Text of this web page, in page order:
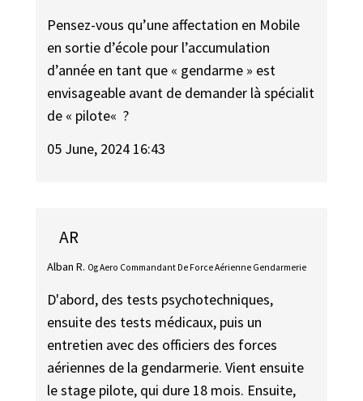
Pensez-vous qu’une affectation en Mobile
en sortie d’école pour l’accumulation
d’année en tant que « gendarme » est
envisageable avant de demander là spécialit
de « pilote« ?
05 June, 2024 16:43
AR
Alban R. Og Aero Commandant De Force Aérienne Gendarmerie
D'abord, des tests psychotechniques,
ensuite des tests médicaux, puis un
entretien avec des officiers des forces
aériennes de la gendarmerie. Vient ensuite
le stage pilote, qui dure 18 mois. Ensuite,